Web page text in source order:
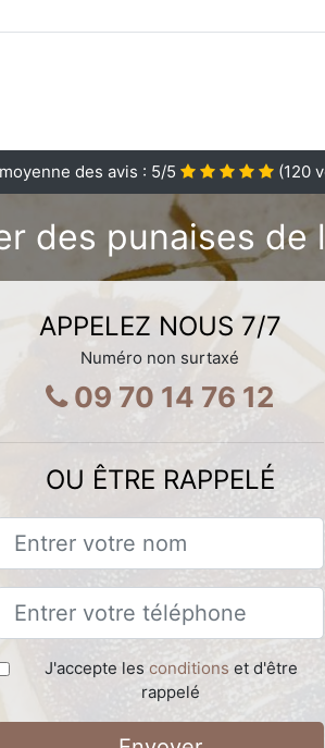
des avis : 5/5 (120
des punaises
APPELEZ NOUS 7/7
Numéro non surtaxé
09 70 14 76 12
OU ÊTRE RAPPELÉ
J'accepte les conditions et d'être
rappelé